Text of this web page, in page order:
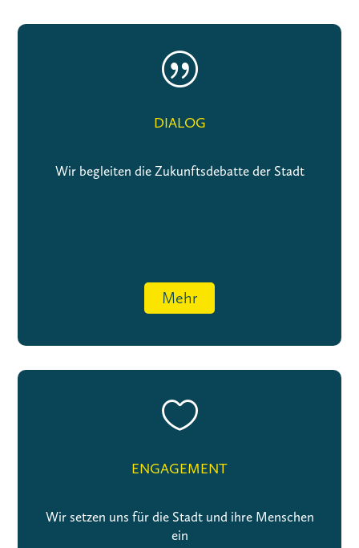
|
DIALOG
Wir begleiten die Zukunftsdebatte der Stadt
Mehr

ENGAGEMENT
Wir setzen uns für die Stadt und ihre Menschen
ein